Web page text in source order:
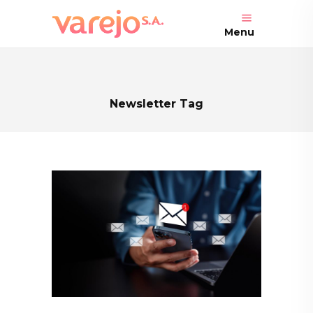
Menu
Newsletter Tag